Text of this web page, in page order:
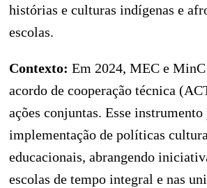
histórias e culturas indígenas e
escolas.
Contexto: Em 2024, MEC e
acordo de cooperação técnica
ações conjuntas. Esse instrumento
implementação de políticas
educacionais, abrangendo
escolas de tempo integral e nas